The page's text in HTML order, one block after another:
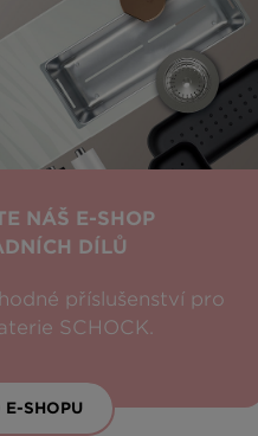
NÁŠ E-SHOP
DÍLŮ
příslušenství pro
SCHOCK.
E-SHOPU